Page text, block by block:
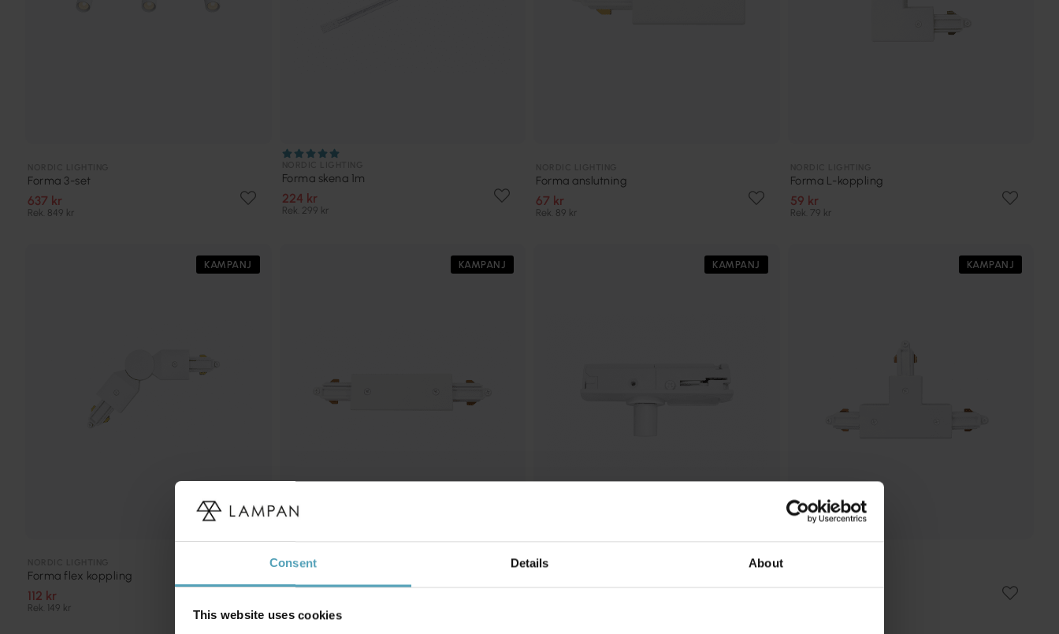
Consent Details About
This website uses cookies
Forma 3-set
637 kr
Rek. 849 kr
Forma skena 1m
224 kr
Rek. 299 kr
Forma anslutning
67 kr
Rek. 89 kr
Forma L-koppling
59 kr
Rek. 79 kr
KAMPANJ
Forma flex koppling
112 kr
Rek. 149 kr
KAMPANJ
NORDIC LIGHTING
Rek. 99 kr
KAMPANJ
NORDIC LIGHTING
KAMPANJ